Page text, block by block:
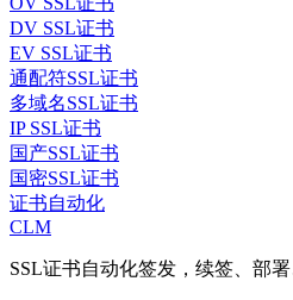
DV SSL证书
EV SSL证书
通配符SSL证书
多域名SSL证书
IP SSL证书
国产SSL证书
国密SSL证书
证书自动化
CLM
SSL证书自动化签发，续签、部